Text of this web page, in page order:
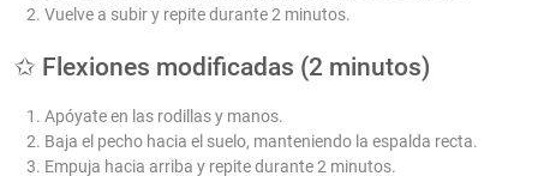
Vuelve a subir y repite durante 2 minutos.
✩ Flexiones modificadas (2 minutos)
Apóyate en las rodillas y manos.
Baja el pecho hacia el suelo, manteniendo la espalda recta.
Empuja hacia arriba y repite durante 2 minutos.